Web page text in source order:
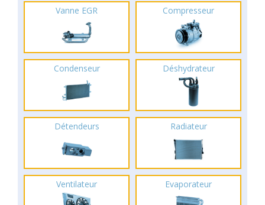
Vanne EGR Compresseur
Condenseur Déshydrateur
Détendeurs Radiateur
Ventilateur Evaporateur